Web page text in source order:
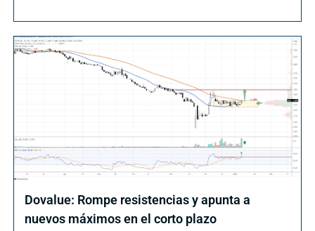
Dovalue: Rompe resistencias y apunta a
nuevos máximos en el corto plazo